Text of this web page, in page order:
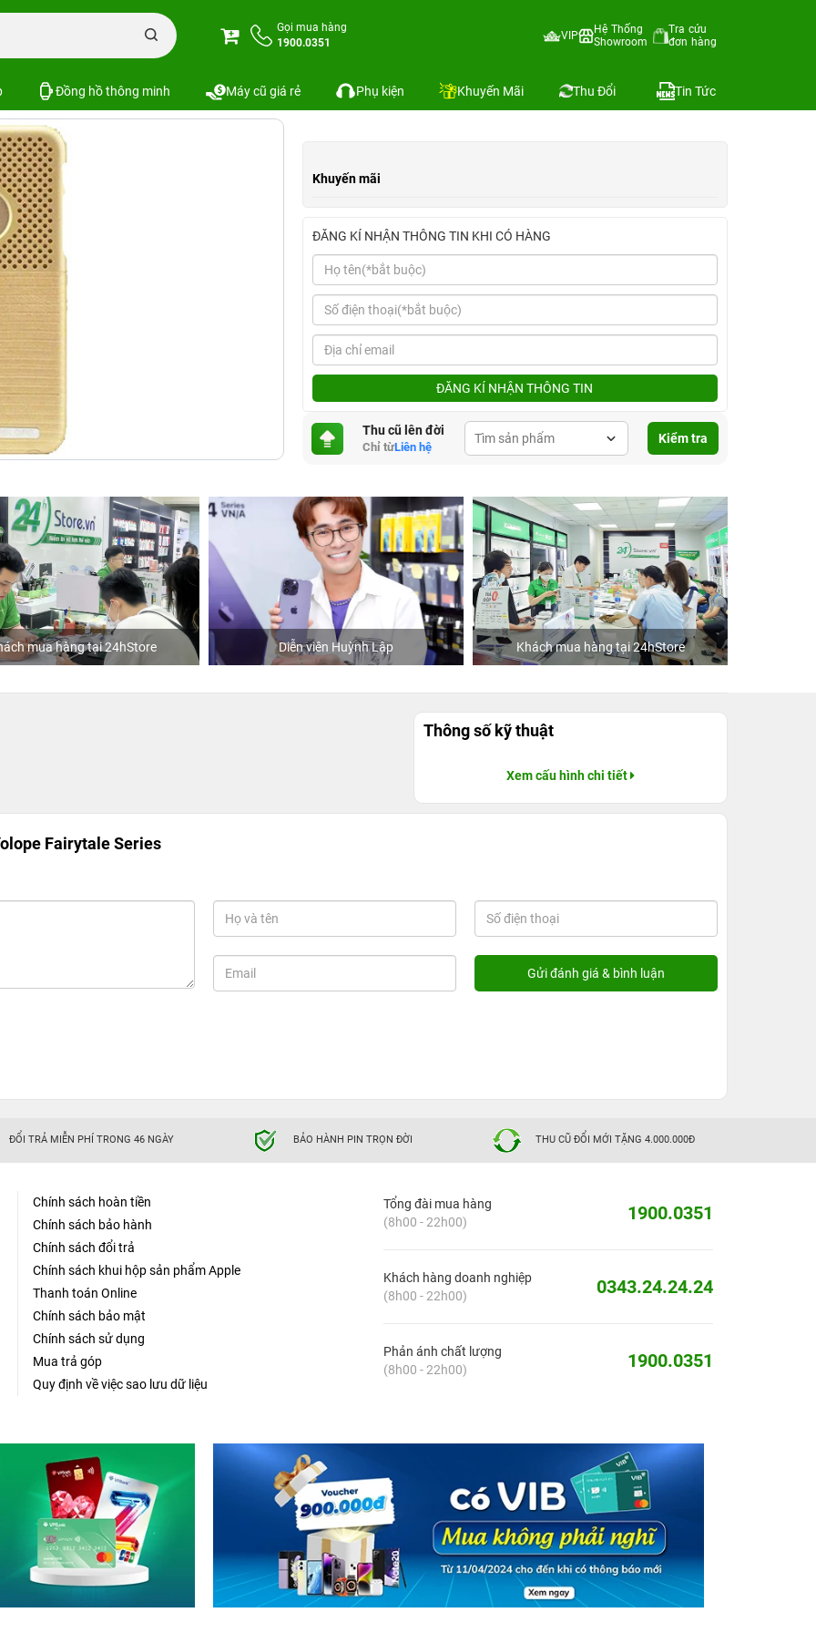
Gọi mua hàng
1900.0351
VIP
Hệ Thống
Showroom
Tra cứu
đơn hàng
Đồng hồ thông minh Máy cũ giá rẻ Phụ kiện Khuyến Mãi Thu Đổi Tin Tức
Ốp lưng iPhone 6 Yolope Fairytale Series
Khuyến mãi
ĐĂNG KÍ NHẬN THÔNG TIN KHI CÓ HÀNG
ĐĂNG KÍ NHẬN THÔNG TIN
Thu cũ lên đời
Chỉ từLiên hệ
Kiểm tra
mua hàng tại 24hStore Diễn viên Huỳnh Lập Khách mua hàng tại 24hStore
Thông số kỹ thuật
Xem cấu hình chi tiết
Fairytale Series
ĐỔI TRẢ MIỄN PHÍ TRONG 46 NGÀY BẢO HÀNH PIN TRỌN ĐỜI THU CŨ ĐỔI MỚI TẶNG 4.000.000Đ
Chính sách hoàn tiền
Chính sách bảo hành
Chính sách đổi trả
Chính sách khui hộp sản phẩm Apple
Thanh toán Online
Chính sách bảo mật
Chính sách sử dụng
Mua trả góp
Quy định về việc sao lưu dữ liệu
Tổng đài mua hàng
(8h00 - 22h00)
1900.0351
Khách hàng doanh nghiệp
(8h00 - 22h00)
0343.24.24.24
Phản ánh chất lượng
(8h00 - 22h00)
1900.0351